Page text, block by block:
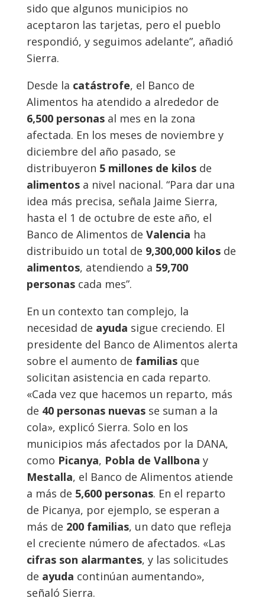
sido que algunos municipios no
aceptaron las tarjetas, pero el pueblo
respondió, y seguimos adelante”, añadió
Sierra.
Desde la catástrofe, el Banco de
Alimentos ha atendido a alrededor de
6,500 personasal mes en la zona
afectada. En los meses de noviembre y
diciembre del año pasado, se
distribuyeron 5 millones de kilosde
alimentosa nivel nacional. “Para dar una
idea más precisa, señala Jaime Sierra,
hasta el 1 de octubre de este año, el
Banco de Alimentos de Valencia ha
distribuido un total de 9,300,000 kilosde
alimentos, atendiendo a 59,700
personascada mes”.
En un contexto tan complejo, la
necesidad de ayuda sigue creciendo. El
presidente del Banco de Alimentos alerta
sobre el aumento de familiasque
solicitan asistencia en cada reparto.
«Cada vez que hacemos un reparto, más
de 40 personas nuevasse suman a la
cola», explicó Sierra. Solo en los
municipios más afectados por la DANA,
como Picanya, Pobla de Vallbona y
Mestalla, el Banco de Alimentos atiende
a más de 5,600 personas. En el reparto
de Picanya, por ejemplo, se esperan a
más de 200 familias, un dato que refleja
el creciente número de afectados. «Las
cifras son alarmantes, y las solicitudes
de ayuda continúan aumentando»,
señaló Sierra.